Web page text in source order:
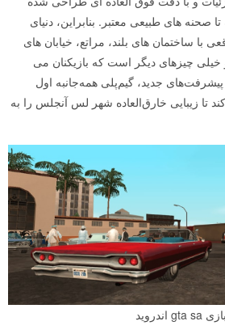
صحنه های طبیعی معتبر. بنابراین، دنیای
با ساختمان های بلند، مراتع، خیابان های
خیلی چیزهای دیگر است که بازیکنان می
پیشرفت‌های جدید، گیم‌پلی همه‌جانبه اول
زیبایی خارق‌العاده شهر لس آنجلس را به
بازی gta sa اندروید